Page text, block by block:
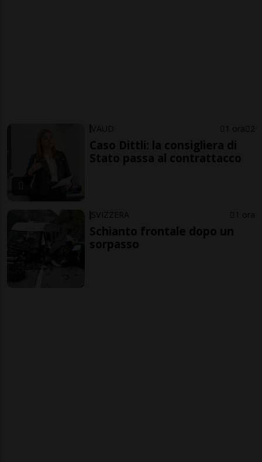
VAUD 1 ora 2
Caso Dittli: la consigliera di
Stato passa al contrattacco
SVIZZERA 1 ora
Schianto frontale dopo un
sorpasso